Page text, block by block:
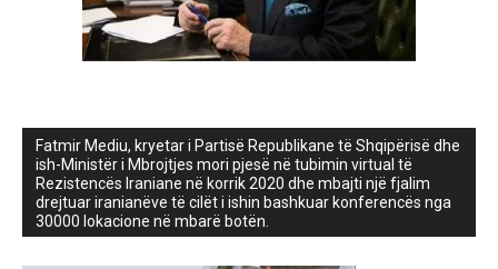
Fatmir Mediu, kryetar i Partisë Republikane të Shqipërisë dhe
ish-Ministër i Mbrojtjes mori pjesë në tubimin virtual të
Rezistencës Iraniane në korrik 2020 dhe mbajti një fjalim
drejtuar iranianëve të cilët i ishin bashkuar konferencës nga
30000 lokacione në mbarë botën.